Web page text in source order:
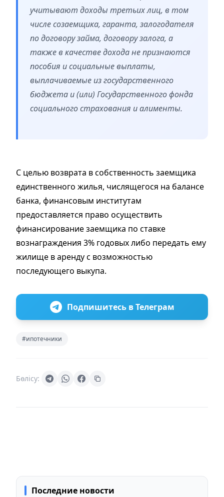
учитывают доходы третьих лиц, в том
числе созаемщика, гаранта, залогодателя
по договору займа, договору залога, а
также в качестве дохода не признаются
пособия и социальные выплаты,
выплачиваемые из государственного
бюджета и (или) Государственного фонда
социального страхования и алименты.
С целью возврата в собственность заемщика
единственного жилья, числящегося на балансе
банка, финансовым институтам
предоставляется право осуществить
финансирование заемщика по ставке
вознаграждения 3% годовых либо передать ему
жилище в аренду с возможностью
последующего выкупа.
Подпишитесь в Телеграм
#ипотечники
Бөлісу:
Последние новости